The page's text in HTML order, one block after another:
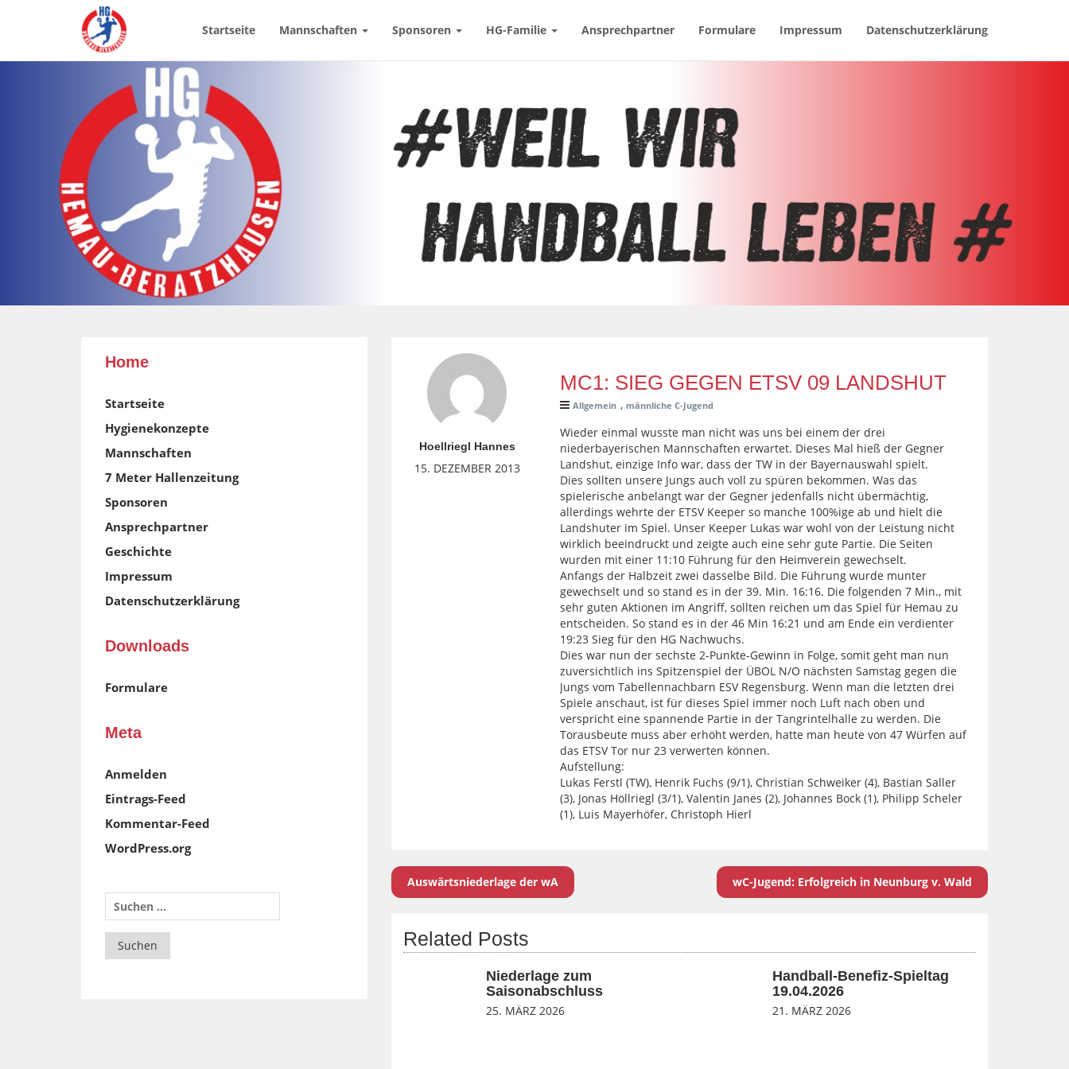
Startseite Mannschaften Sponsoren HG-Familie Ansprechpartner Formulare Impressum Datenschutzerklärung
Hoellriegl Hannes
15. DEZEMBER 2013
MC1: SIEG GEGEN ETSV 09 LANDSHUT
Allgemein , männliche C-Jugend
Wieder einmal wusste man nicht was uns bei einem der drei
niederbayerischen Mannschaften erwartet. Dieses Mal hieß der Gegner
Landshut, einzige Info war, dass der TW in der Bayernauswahl spielt.
Dies sollten unsere Jungs auch voll zu spüren bekommen. Was das
spielerische anbelangt war der Gegner jedenfalls nicht übermächtig,
allerdings wehrte der ETSV Keeper so manche 100%ige ab und hielt die
Landshuter im Spiel. Unser Keeper Lukas war wohl von der Leistung nicht
wirklich beeindruckt und zeigte auch eine sehr gute Partie. Die Seiten
wurden mit einer 11:10 Führung für den Heimverein gewechselt.
Anfangs der Halbzeit zwei dasselbe Bild. Die Führung wurde munter
gewechselt und so stand es in der 39. Min. 16:16. Die folgenden 7 Min., mit
sehr guten Aktionen im Angriff, sollten reichen um das Spiel für Hemau zu
entscheiden. So stand es in der 46 Min 16:21 und am Ende ein verdienter
19:23 Sieg für den HG Nachwuchs.
Dies war nun der sechste 2-Punkte-Gewinn in Folge, somit geht man nun
zuversichtlich ins Spitzenspiel der ÜBOL N/O nächsten Samstag gegen die
Jungs vom Tabellennachbarn ESV Regensburg. Wenn man die letzten drei
Spiele anschaut, ist für dieses Spiel immer noch Luft nach oben und
verspricht eine spannende Partie in der Tangrintelhalle zu werden. Die
Torausbeute muss aber erhöht werden, hatte man heute von 47 Würfen auf
das ETSV Tor nur 23 verwerten können.
Aufstellung:
Lukas Ferstl (TW), Henrik Fuchs (9/1), Christian Schweiker (4), Bastian Saller
(3), Jonas Höllriegl (3/1), Valentin Janes (2), Johannes Bock (1), Philipp Scheler
(1), Luis Mayerhöfer, Christoph Hierl
Auswärtsniederlage der wA wC-Jugend: Erfolgreich in Neunburg v. Wald
Related Posts
Niederlage zum
Saisonabschluss
25. MÄRZ 2026
Handball-Benefiz-Spieltag
19.04.2026
21. MÄRZ 2026
Home
Startseite
Hygienekonzepte
Mannschaften
7 Meter Hallenzeitung
Sponsoren
Ansprechpartner
Geschichte
Impressum
Datenschutzerklärung
Downloads
Formulare
Meta
Anmelden
Eintrags-Feed
Kommentar-Feed
WordPress.org